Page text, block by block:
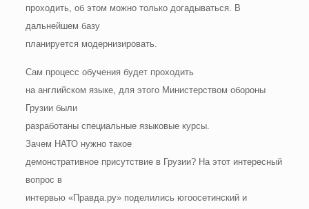
проходить, об этом можно только догадываться. В
дальнейшем базу
планируется модернизировать.
Сам процесс обучения будет проходить
на английском языке, для этого Министерством обороны
Грузии были
разработаны специальные языковые курсы.
Зачем НАТО нужно такое
демонстративное присутствие в Грузии? На этот интересный
вопрос в
интервью «Правда.ру» поделились югоосетинский и